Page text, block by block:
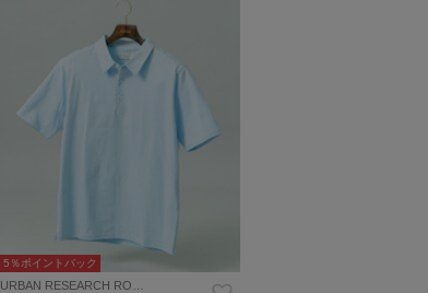
5％ポイントバック
URBAN RESEARCH RO…